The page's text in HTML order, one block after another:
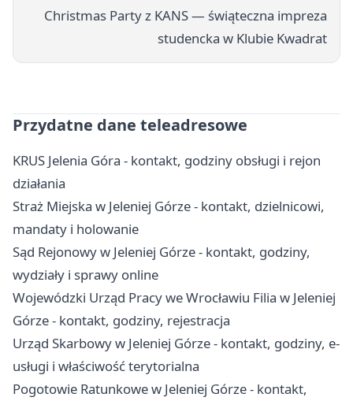
Christmas Party z KANS — świąteczna impreza
studencka w Klubie Kwadrat
Przydatne dane teleadresowe
KRUS Jelenia Góra - kontakt, godziny obsługi i rejon
działania
Straż Miejska w Jeleniej Górze - kontakt, dzielnicowi,
mandaty i holowanie
Sąd Rejonowy w Jeleniej Górze - kontakt, godziny,
wydziały i sprawy online
Wojewódzki Urząd Pracy we Wrocławiu Filia w Jeleniej
Górze - kontakt, godziny, rejestracja
Urząd Skarbowy w Jeleniej Górze - kontakt, godziny, e-
usługi i właściwość terytorialna
Pogotowie Ratunkowe w Jeleniej Górze - kontakt,